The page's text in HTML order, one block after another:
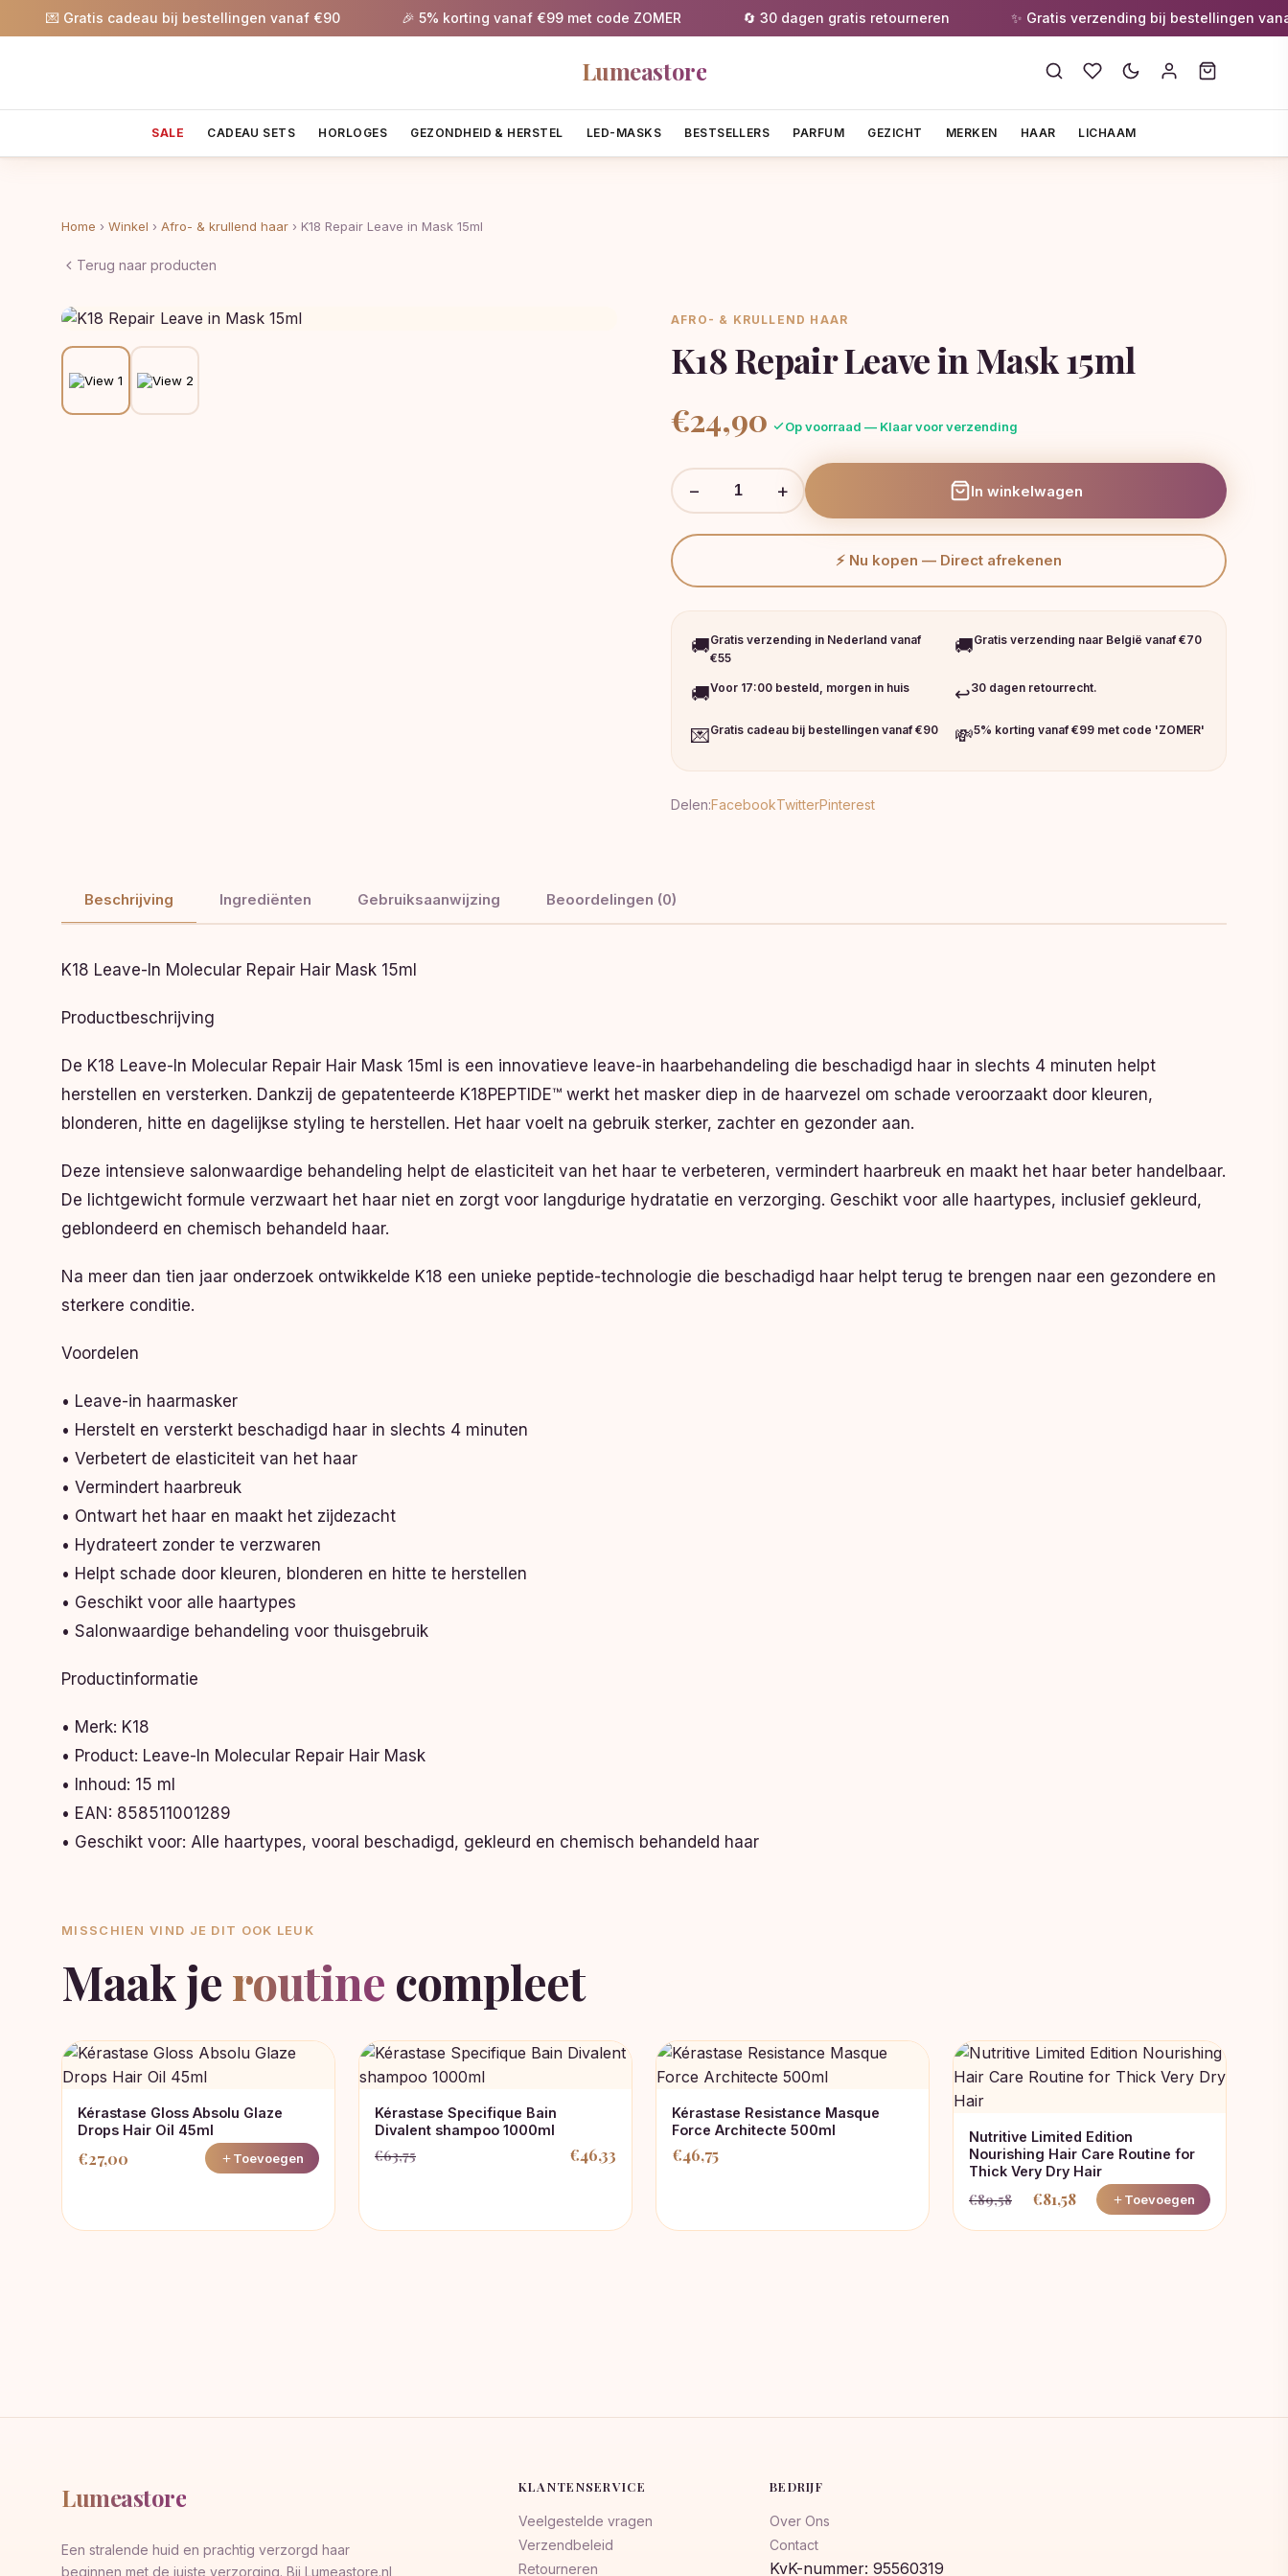
💌 Gratis cadeau bij bestellingen vanaf €90 🎉 5% korting vanaf €99 met code ZOMER 🔄 30 dagen gratis retourneren ✨ Gratis verzending bij bestellingen vanaf
Lumeastore
SALE CADEAU SETS HORLOGES GEZONDHEID & HERSTEL LED-MASKS BESTSELLERS PARFUM GEZICHT MERKEN HAAR LICHAAM
Home › Winkel › Afro- & krullend haar › K18 Repair Leave in Mask 15ml
Terug naar producten
AFRO- & KRULLEND HAAR
K18 Repair Leave in Mask 15ml
€24,90 Op voorraad — Klaar voor verzending
− + In winkelwagen
⚡ Nu kopen — Direct afrekenen
🚚Gratis verzending in Nederland vanaf
€55
🚚Gratis verzending naar België vanaf €70
🚚Voor 17:00 besteld, morgen in huis ↩️30 dagen retourrecht.
💌Gratis cadeau bij bestellingen vanaf €90 💸5% korting vanaf €99 met code 'ZOMER'
Delen:FacebookTwitterPinterest
Beschrijving Ingrediënten Gebruiksaanwijzing Beoordelingen (0)
K18 Leave-In Molecular Repair Hair Mask 15ml
Productbeschrijving
De K18 Leave-In Molecular Repair Hair Mask 15ml is een innovatieve leave-in haarbehandeling die beschadigd haar in slechts 4 minuten helpt
herstellen en versterken. Dankzij de gepatenteerde K18PEPTIDE™ werkt het masker diep in de haarvezel om schade veroorzaakt door kleuren,
blonderen, hitte en dagelijkse styling te herstellen. Het haar voelt na gebruik sterker, zachter en gezonder aan.
Deze intensieve salonwaardige behandeling helpt de elasticiteit van het haar te verbeteren, vermindert haarbreuk en maakt het haar beter handelbaar.
De lichtgewicht formule verzwaart het haar niet en zorgt voor langdurige hydratatie en verzorging. Geschikt voor alle haartypes, inclusief gekleurd,
geblondeerd en chemisch behandeld haar.
Na meer dan tien jaar onderzoek ontwikkelde K18 een unieke peptide-technologie die beschadigd haar helpt terug te brengen naar een gezondere en
sterkere conditie.
Voordelen
• Leave-in haarmasker
• Herstelt en versterkt beschadigd haar in slechts 4 minuten
• Verbetert de elasticiteit van het haar
• Vermindert haarbreuk
• Ontwart het haar en maakt het zijdezacht
• Hydrateert zonder te verzwaren
• Helpt schade door kleuren, blonderen en hitte te herstellen
• Geschikt voor alle haartypes
• Salonwaardige behandeling voor thuisgebruik
Productinformatie
• Merk: K18
• Product: Leave-In Molecular Repair Hair Mask
• Inhoud: 15 ml
• EAN: 858511001289
• Geschikt voor: Alle haartypes, vooral beschadigd, gekleurd en chemisch behandeld haar
MISSCHIEN VIND JE DIT OOK LEUK
Maak jeroutine compleet
Kérastase Gloss Absolu Glaze
Drops Hair Oil 45ml
€27,00 Toevoegen
Kérastase Specifique Bain
Divalent shampoo 1000ml
€63,75
Oorspronkelijke
€63,75.
€46,33
Huidige
€46,33.
Kérastase Resistance Masque
Force Architecte 500ml
€46,75
Nutritive Limited Edition
Nourishing Hair Care Routine for
Thick Very Dry Hair
€89,58
Oorspronkelijke
prijs
€81,58
Huidige
prijs
Toevoegen
Lumeastore
Een stralende huid en prachtig verzorgd haar
beginnen met de juiste verzorging. Bij Lumeastore.nl
KLANTENSERVICE
Veelgestelde vragen
Verzendbeleid
Retourneren
BEDRIJF
Over Ons
Contact
KvK-nummer: 95560319